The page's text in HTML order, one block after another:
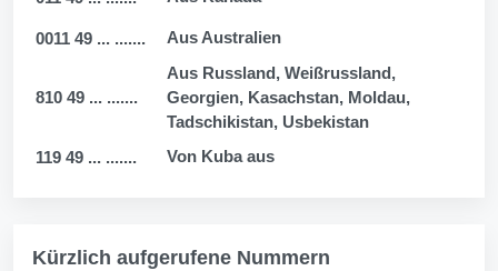
0011 49 ... ....... Aus Australien
810 49 ... .......
Aus Russland, Weißrussland,
Georgien, Kasachstan, Moldau,
Tadschikistan, Usbekistan
119 49 ... .......
Von Kuba aus
Kürzlich aufgerufene Nummern